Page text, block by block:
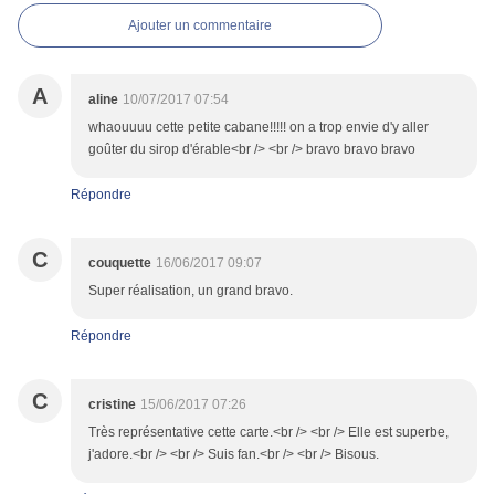
Ajouter un commentaire
A aline 10/07/2017 07:54
whaouuuu cette petite cabane!!!!! on a trop envie d'y aller
goûter du sirop d'érable<br /> <br /> bravo bravo bravo
Répondre
C couquette 16/06/2017 09:07
Super réalisation, un grand bravo.
Répondre
C cristine 15/06/2017 07:26
Très représentative cette carte.<br /> <br /> Elle est superbe,
j'adore.<br /> <br /> Suis fan.<br /> <br /> Bisous.